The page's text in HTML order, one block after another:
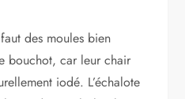
des moules bien
bouchot, car leur chair
iodé. L’échalote